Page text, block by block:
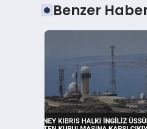
Benzer